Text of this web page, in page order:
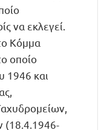
να εκλεγεί.
Κόμμα
οποίο
1946 και
(18.4.1946-